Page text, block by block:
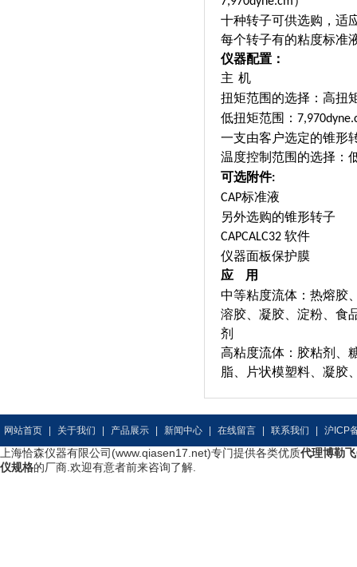
十种转子可供选购，适
每个转子有的粘度标准
仪器配置：
主 机
扭矩范围的选择：高扭
低扭矩范围：
一支由客户选定的锥形
温度控制范围的选择：
可选附件:
CAP标准液
另外选购的锥形转子
CAPCALC32 软件
仪器面板保护膜
应
用
中等粘度流体：热熔胶
溶胶、凝胶、淀粉、食
剂
高粘度流体：胶粘剂、
脂、片状模塑料、凝胶
网站首页 关于我们 产品展示 新闻中心 在线留言 联系我们 沪ICP
上海恰森仪器有限公司(www.qiasen17.net)专门提供各类优质代理博勒
仪规格的厂商.欢迎有意者前来咨询了解.